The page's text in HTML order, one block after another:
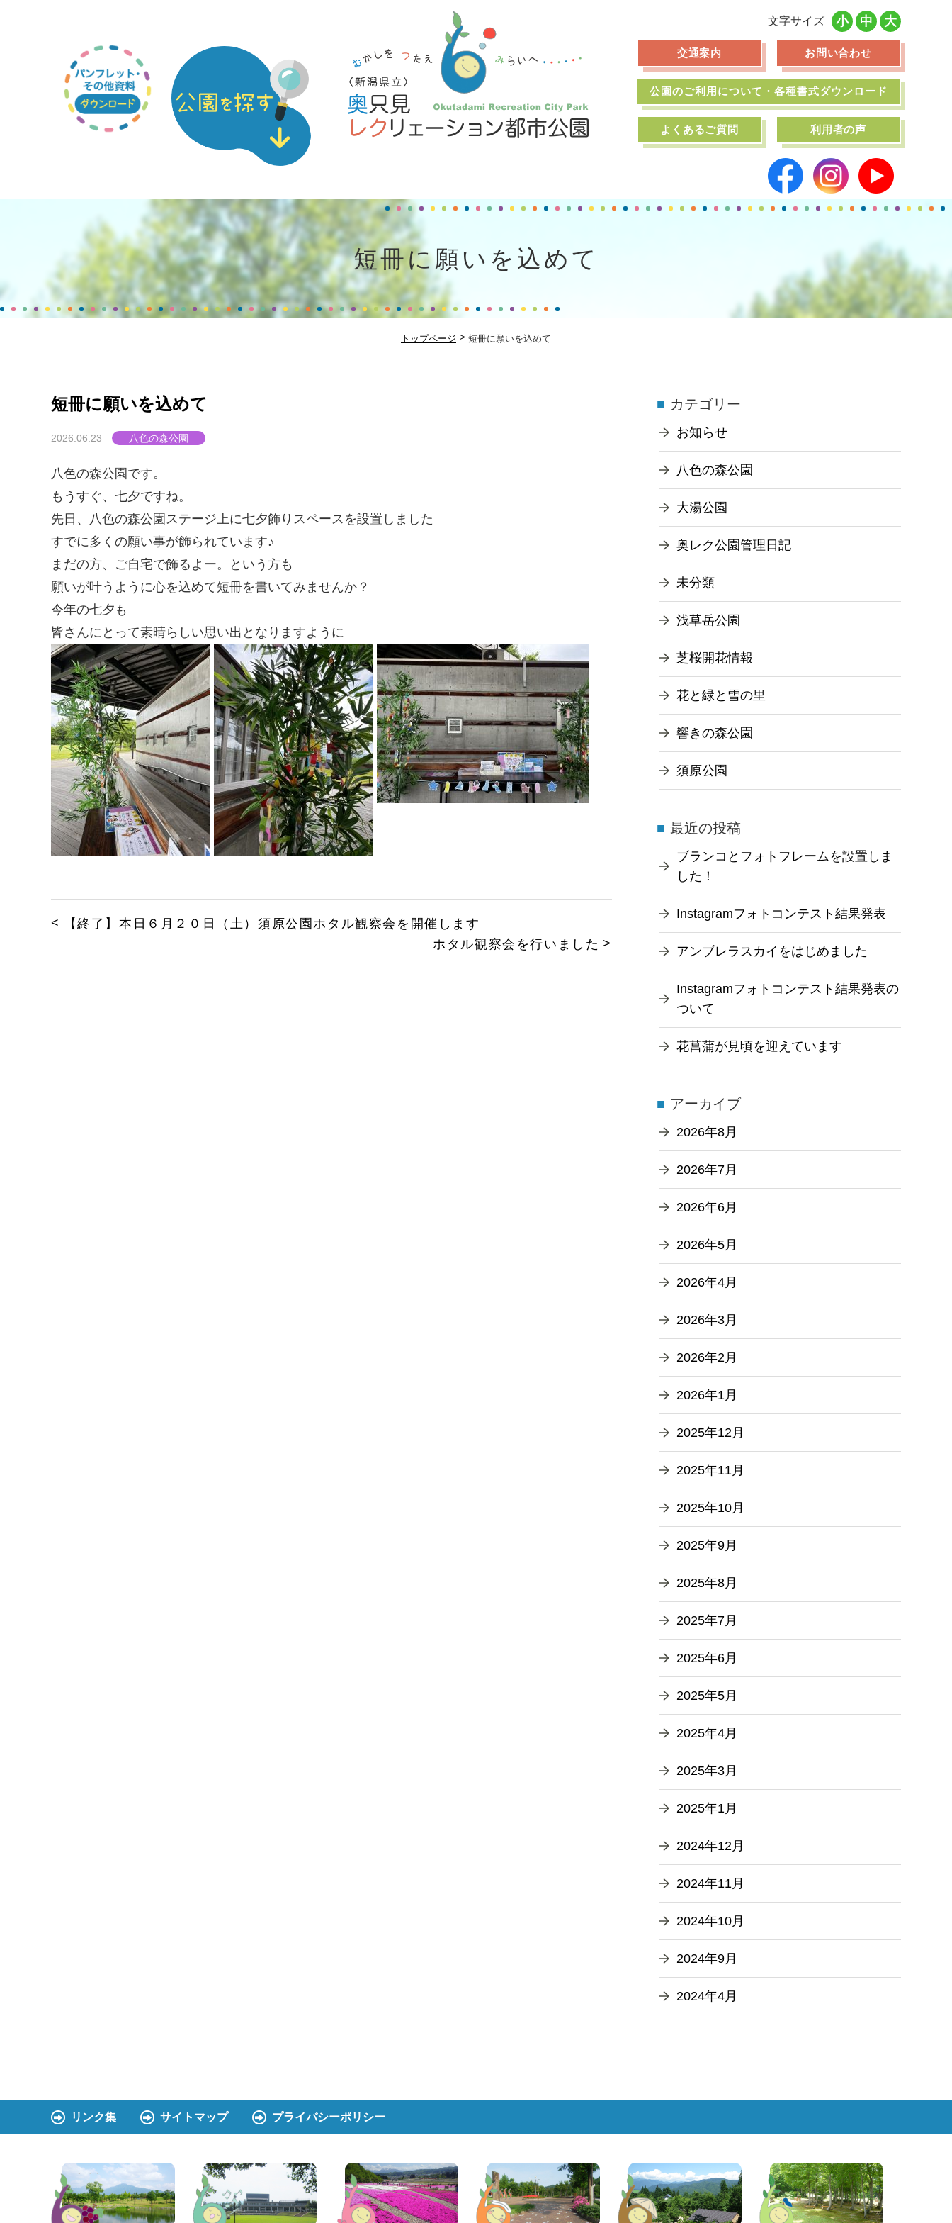
文字サイズ 小 中 大
交通案内 お問い合わせ
公園のご利用について・各種書式ダウンロード
よくあるご質問 利用者の声
短冊に願いを込めて
トップページ 短冊に願いを込めて
短冊に願いを込めて
2026.06.23 八色の森公園
八色の森公園です。
もうすぐ、七夕ですね。
先日、八色の森公園ステージ上に七夕飾りスペースを設置しました
すでに多くの願い事が飾られています♪
まだの方、ご自宅で飾るよー。という方も
願いが叶うように心を込めて短冊を書いてみませんか？
今年の七夕も
皆さんにとって素晴らしい思い出となりますように
【終了】本日６月２０日（土）須原公園ホタル観察会を開催します
ホタル観察会を行いました
カテゴリー
お知らせ
八色の森公園
大湯公園
奥レク公園管理日記
未分類
浅草岳公園
芝桜開花情報
花と緑と雪の里
響きの森公園
須原公園
最近の投稿
ブランコとフォトフレームを設置しま
した！
Instagramフォトコンテスト結果発表
アンブレラスカイをはじめました
Instagramフォトコンテスト結果発表の
ついて
花菖蒲が見頃を迎えています
アーカイブ
2026年8月
2026年7月
2026年6月
2026年5月
2026年4月
2026年3月
2026年2月
2026年1月
2025年12月
2025年11月
2025年10月
2025年9月
2025年8月
2025年7月
2025年6月
2025年5月
2025年4月
2025年3月
2025年1月
2024年12月
2024年11月
2024年10月
2024年9月
2024年4月
リンク集 サイトマップ プライバシーポリシー